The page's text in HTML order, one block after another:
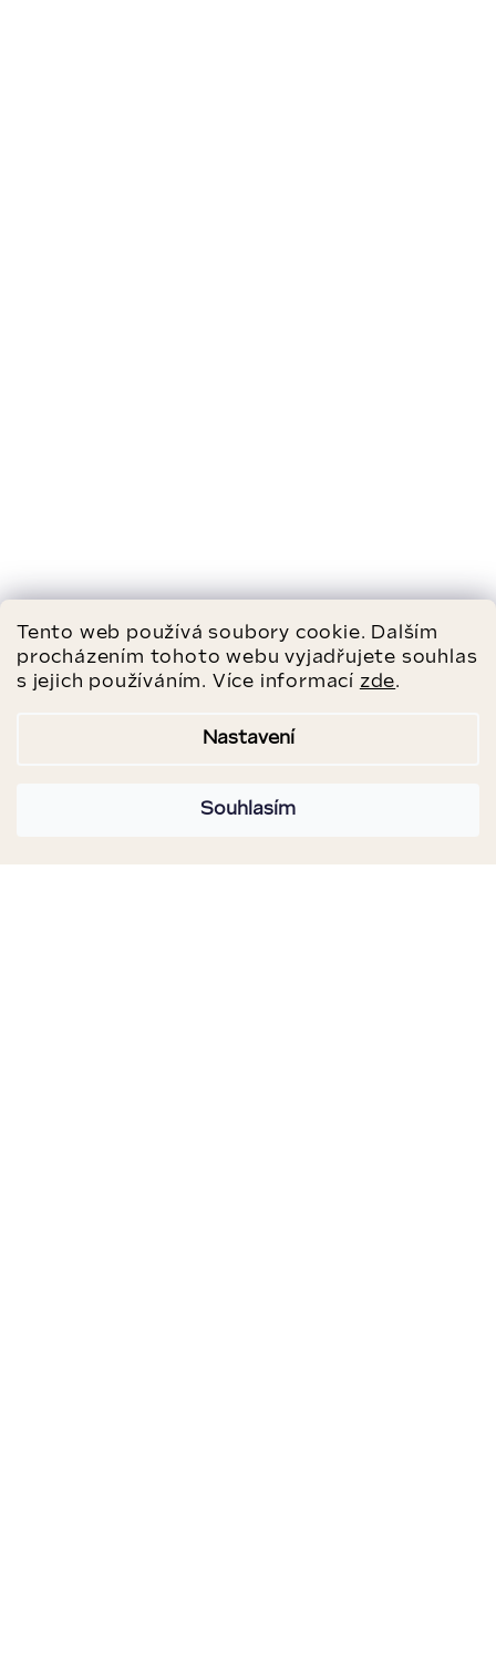
Tento web používá soubory cookie. Dalším
procházením tohoto webu vyjadřujete souhlas
s jejich používáním. Více informací zde.
Nastavení
Souhlasím